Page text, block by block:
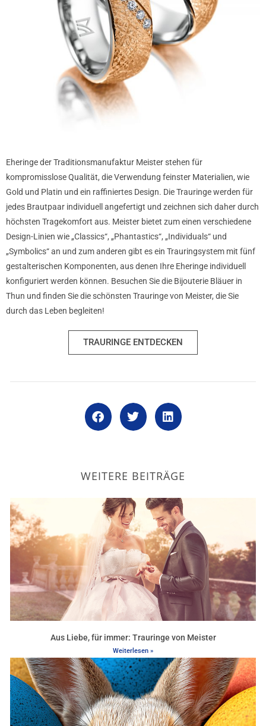
Eheringe der Traditionsmanufaktur Meister stehen für
kompromisslose Qualität, die Verwendung feinster Materialien, wie
Gold und Platin und ein raffiniertes Design. Die Trauringe werden für
jedes Brautpaar individuell angefertigt und zeichnen sich daher durch
höchsten Tragekomfort aus. Meister bietet zum einen verschiedene
Design-Linien wie „Classics“, „Phantastics“, „Individuals“ und
„Symbolics“ an und zum anderen gibt es ein Trauringsystem mit fünf
gestalterischen Komponenten, aus denen Ihre Eheringe individuell
konfiguriert werden können. Besuchen Sie die Bijouterie Bläuer in
Thun und finden Sie die schönsten Trauringe von Meister, die Sie
durch das Leben begleiten!
TRAURINGE ENTDECKEN
WEITERE BEITRÄGE
Aus Liebe, für immer: Trauringe von Meister
Weiterlesen »